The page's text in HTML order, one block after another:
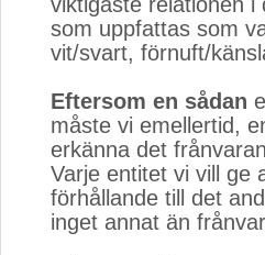
som uppfattas som
vit/svart, förnuft/
Eftersom en sådan
måste vi emellertid,
erkänna det
Varje entitet vi vill ge
förhållande till det
inget annat än